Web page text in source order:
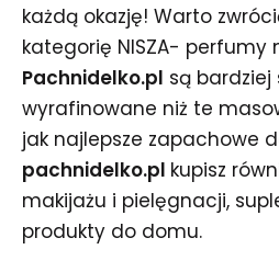
każdą okazję! Warto
kategorię NISZA- perfumy
Pachnidelko.pl są bardziej
wyrafinowane niż te
jak najlepsze zapachowe
pachnidelko.pl kupisz
makijażu i pielęgnacji,
produkty do domu.